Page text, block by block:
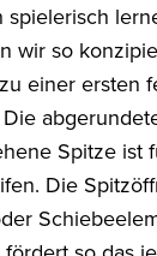
spielerisch
wir so
einer ersten
Spitze ist
Die